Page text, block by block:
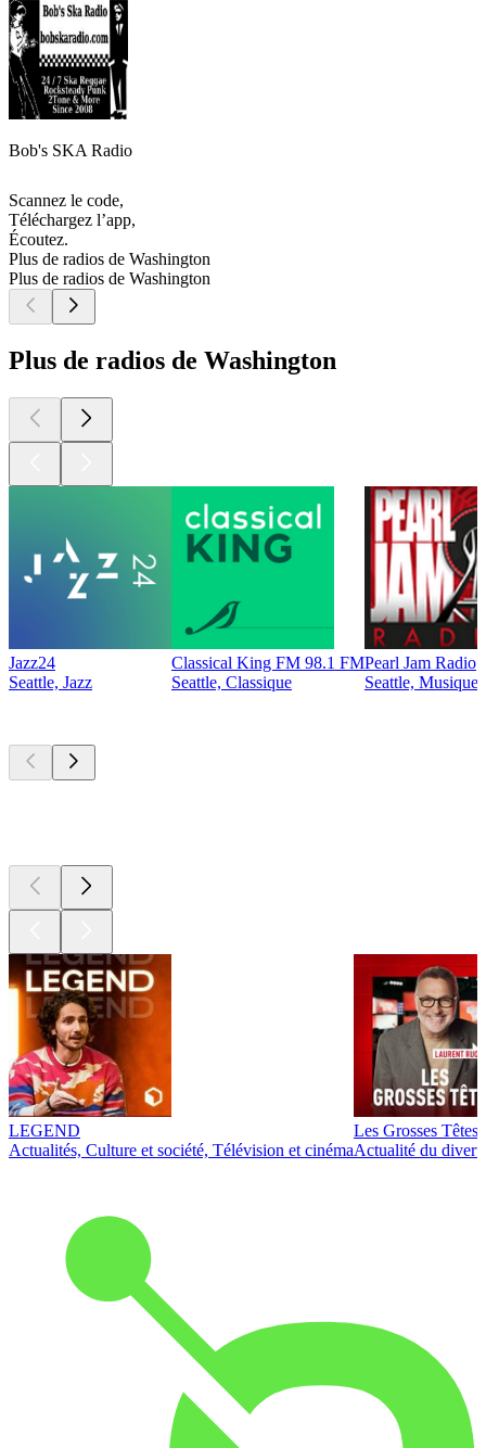
Bob's SKA Radio
Scannez le code,
Téléchargez l’app,
Écoutez.
Plus de radios de Washington
Plus de radios de Washington
Plus de radios de Washington
Jazz24
Seattle, Jazz
Classical King FM 98.1 FM
Seattle, Classique
Pearl Jam Radio
Seattle,
LEGEND
Actualités, Culture et société, Télévision et cinéma
Les Grosses Têtes
Actualité du